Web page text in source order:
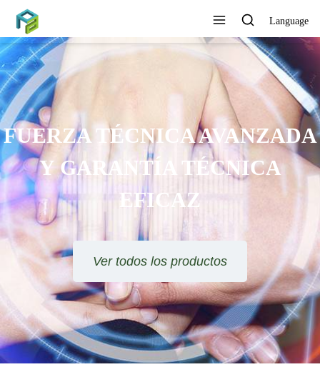
Language
FUERZA TÉCNICA AVANZADA
Y GARANTÍA TÉCNICA
EFICAZ
Ver todos los productos